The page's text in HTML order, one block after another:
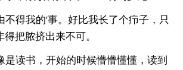
不得我的'事。好比我长了个疖子，只
把脓挤出来不可。
是读书，开始的时候懵懵懂懂，读到